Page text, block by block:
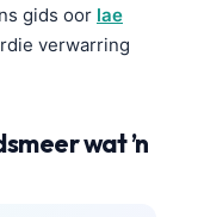
gids oor lae
verwarring
wat ’n